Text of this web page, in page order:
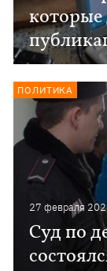
которые
27 февраля
Суд по
ПОЛИТИКА